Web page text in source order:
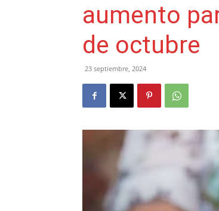
aumento
de octubre
23 septiembre, 2024